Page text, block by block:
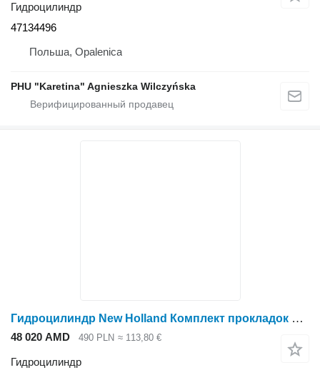
Гидроцилиндр
47134496
Польша, Opalenica
PHU "Karetina" Agnieszka Wilczyńska
Гидроцилиндр New Holland Комплект прокладок T6090 для подъемного цилиндра диаметром 110 мм 87532092 для трактора колесного New Holland T6090
48 020 AMD 490 PLN ≈ 113,80 €
Гидроцилиндр